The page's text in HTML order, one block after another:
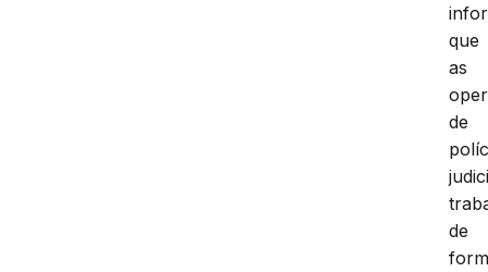
que
as
de
de